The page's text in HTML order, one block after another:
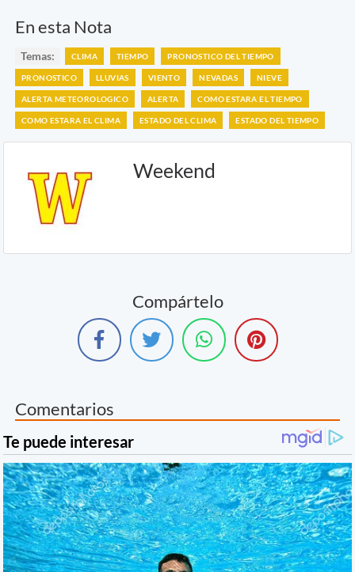
En esta Nota
Temas: CLIMA TIEMPO PRONOSTICO DEL TIEMPO
PRONOSTICO LLUVIAS VIENTO NEVADAS NIEVE
ALERTA METEOROLOGICO ALERTA COMO ESTARA EL TIEMPO
COMO ESTARA EL CLIMA ESTADO DEL CLIMA ESTADO DEL TIEMPO
Weekend
Compártelo
Comentarios